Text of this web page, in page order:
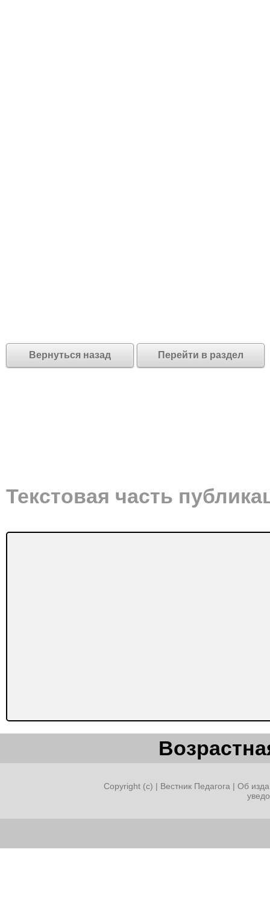
Вернуться назад Перейти в раздел
Текстовая часть
Copyright (c) | Вестник Педагога | Об